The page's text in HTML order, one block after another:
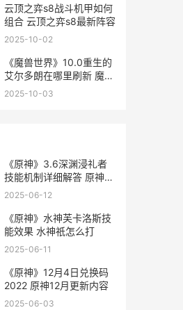
云顶之弈s8战斗机甲如何
组合 云顶之弈s8最新阵容
2025-10-02
《魔兽世界》10.0重生的
艾尔多朗在哪里刷新 魔兽
世界10级可以进的副本
2025-10-03
《原神》3.6深渊浸礼者
技能机制详细解答 原神
1.4深渊
2025-06-12
《原神》水神芙卡洛斯技
能效果 水神祇怎么打
2025-06-11
《原神》12月4日兑换码
2022 原神12月更新内容
2025-06-03